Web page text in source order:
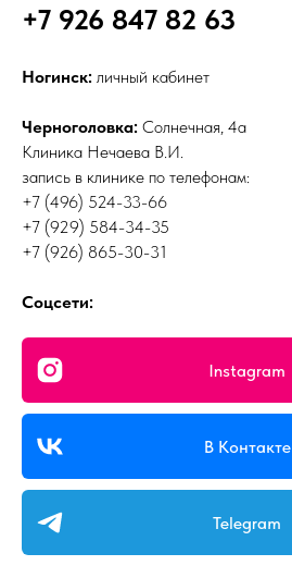
+7 926 847 82 63
Ногинск: личный кабинет
Черноголовка: Солнечная, 4а
Клиника Нечаева В.И.
запись в клинике по телефонам:
+7 (496) 524-33-66
+7 (929) 584-34-35
+7 (926) 865-30-31
Соцсети:
Instagram
В Контакте
Telegram